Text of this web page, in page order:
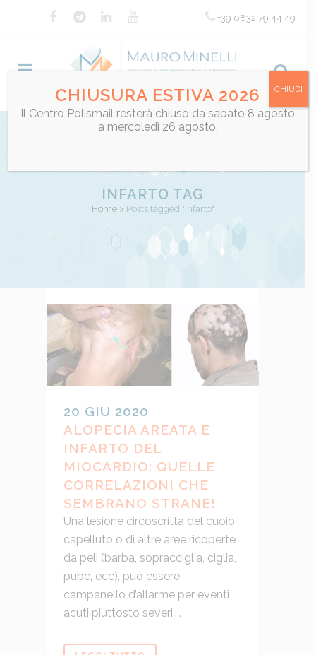
+39 0832 79 44 49
INFARTO TAG
Home> Posts tagged "infarto"
20 GIU 2020
ALOPECIA AREATA E
INFARTO DEL
MIOCARDIO: QUELLE
CORRELAZIONI CHE
SEMBRANO STRANE!
Una lesione circoscritta del cuoio
capelluto o di altre aree ricoperte
da peli (barba, sopracciglia, ciglia,
pube, ecc), può essere
campanello d’allarme per eventi
acuti piuttosto severi....
CHIUSURA ESTIVA 2026
Il Centro Polismail resterà chiuso da sabato 8 agosto
a mercoledì 26 agosto.
CHIUDI